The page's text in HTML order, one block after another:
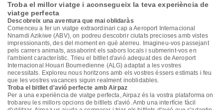
Troba el millor viatge i aconsegueix la teva experiència de
viatge perfecta
Descobreix una aventura que mai oblidaràs
Comenceu a fer un viatge extraordinari cap a Aeroport Internacional
Nnamdi Azikiwe (ABV), on podreu descobrir ciutats precioses amb vistes
impressionants, des del moment en què aterreu. Imagineu-vos passejant
pels carrers animats, assaborint els sabors locals i submerint-vos en
l'ambient característic. Trieu el bitllet d'avió adequat des de Aeroport
Internacional Houari Boumedienne (ALG) adaptat a les vostres
necessitats. Exploreu nous horitzons amb els vostres éssers estimats i feu
que les vostres vacances siguin realment inoblidables.
Troba el bitllet d'avió perfecte amb Airpaz
Per a una experiència de viatge perfecta, Airpaz és la vostra plataforma on
trobareu les millors opcions de bitllets d'avió. Amb una interfície fàcil